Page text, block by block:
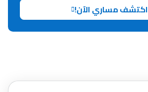
اكتشف مساري الآن!